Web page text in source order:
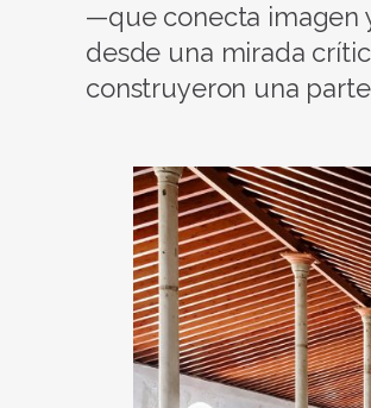
—que conecta imagen
desde una mirada
construyeron una